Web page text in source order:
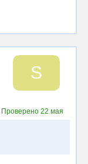
S
Проверено 22 мая